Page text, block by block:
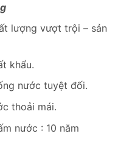
lượng vượt trội – sản
khẩu.
nước tuyệt đối.
thoải mái.
nước : 10 năm